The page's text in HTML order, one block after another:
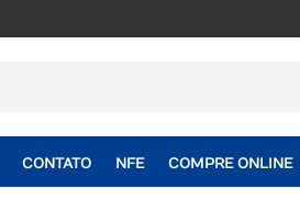
CONTATO NFE COMPRE ONLINE